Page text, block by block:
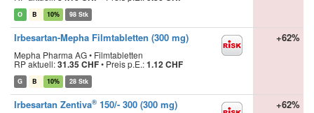
O B 10% 98 Stk
Irbesartan-Mepha Filmtabletten (300 mg)
Mepha Pharma AG • Filmtabletten
RP aktuell:31.35 CHF• Preis p.E.:1.12 CHF
G B 10% 28 Stk
+62%
Irbesartan Zentiva® 150/- 300 (300 mg) +62%